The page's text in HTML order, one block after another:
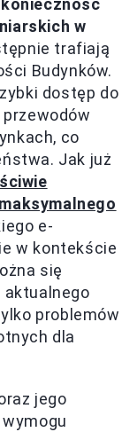
w
trafiają
Budynków.
dostęp do
co
Jak już
e-
w kontekście
się
aktualnego
problemów
dla
jego